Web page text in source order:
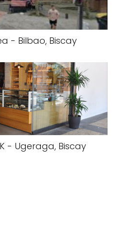
- Bilbao, Biscay
- Ugeraga, Biscay